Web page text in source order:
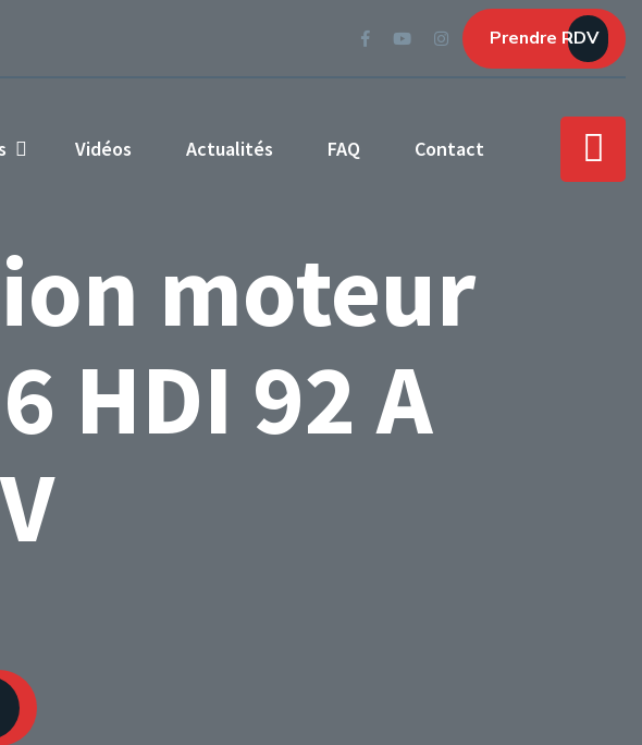
Prendre RDV
Vidéos Actualités FAQ Contact
moteur
HDI 92 A